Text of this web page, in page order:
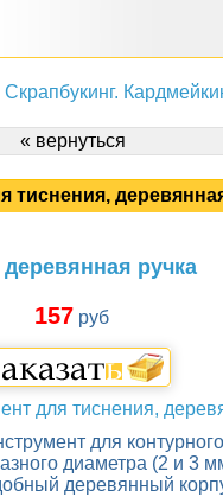
Скрапбукинг.
« вернуться
тиснения,
ручка
157руб
для
диаметра (2 и 3
деревянный